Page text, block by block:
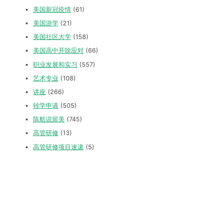
美国新冠疫情 (61)
美国游学 (21)
美国社区大学 (158)
美国高中开除应对 (66)
职业发展和实习 (557)
艺术专业 (108)
讲座 (266)
转学申请 (505)
陈航说留美 (745)
高管研修 (13)
高管研修项目速递 (5)